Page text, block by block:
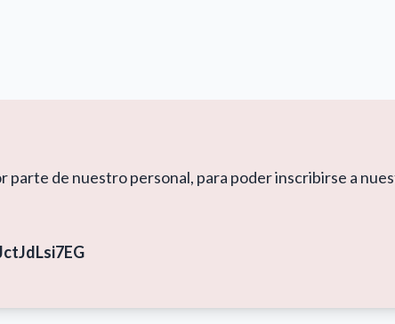
de nuestro personal, para poder inscribirse a